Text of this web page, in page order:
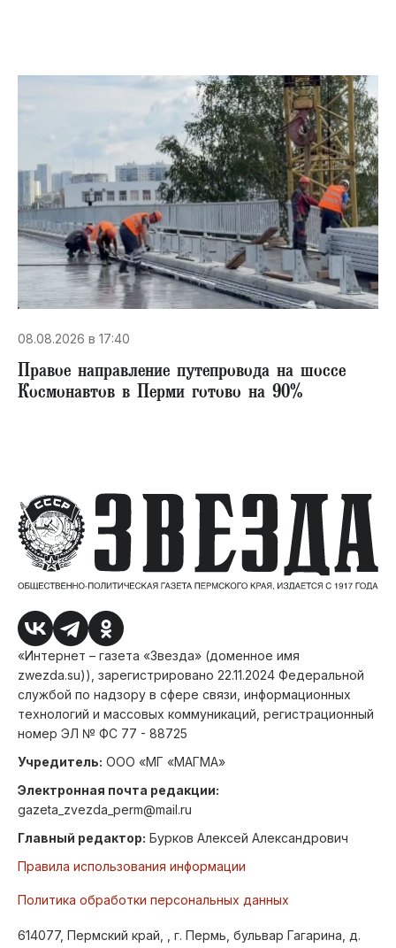
08.08.2026 в 17:40
Правое направление путепровода на шоссе
Космонавтов в Перми готово на 90%
«Интернет – газета «Звезда» (доменное имя
zwezda.su)), зарегистрировано 22.11.2024 Федеральной
службой по надзору в сфере связи, информационных
технологий и массовых коммуникаций, регистрационный
номер ЭЛ № ФС 77 - 88725
Учредитель: ООО «МГ «МАГМА»
Электронная почта редакции:
gazeta_zvezda_perm@mail.ru
Главный редактор: Бурков Алексей Александрович
Правила использования информации
Политика обработки персональных данных
614077, Пермский край, , г. Пермь, бульвар Гагарина, д.